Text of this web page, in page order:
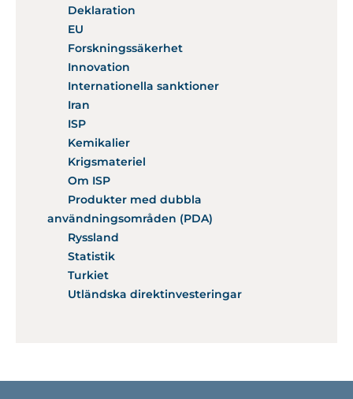
Deklaration
EU
Forskningssäkerhet
Innovation
Internationella sanktioner
Iran
ISP
Kemikalier
Krigsmateriel
Om ISP
Produkter med dubbla
användningsområden (PDA)
Ryssland
Statistik
Turkiet
Utländska direktinvesteringar